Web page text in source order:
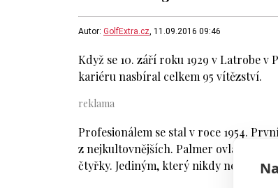
Autor: GolfExtra.cz, 11.09.2016 09:46
Když se 10. září roku 1929 v Latrobe
kariéru nasbíral celkem 95 vítězství.
Profesionálem se stal v roce 1954.
z nejkultovnějších. Palmer ovládl
čtyřky. Jediným, který nikdy nedobyl,